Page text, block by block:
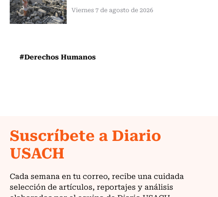
Viernes 7 de agosto de 2026
#Derechos Humanos